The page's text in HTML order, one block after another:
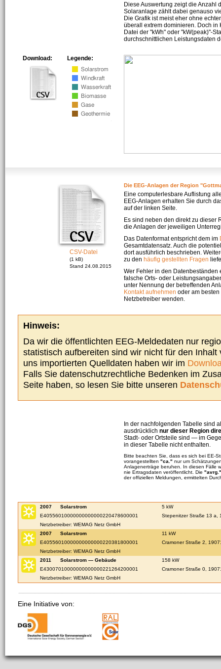
Diese Auswertung zeigt die Anzahl
Solaranlage zählt dabei genauso
Die Grafik ist meist eher ohne
überall extrem dominieren. Doch in
Datei der "kWh" oder "kW(peak)"-
durchschnittlichen Leistungsdaten
Legende:
Download:
CSV-Datei
(1 kB)
Stand 24.08.2015
Die EEG-Anlagen der Region
Eine computerlesbare Auflistung
EEG-Anlagen erhalten Sie durch
auf der linken Seite.
Es sind neben den direkt zu dieser
die Anlagen der jeweiligen
Das Datenformat entspricht dem im
Gesamtdatensatz. Auch die
dort ausführlich beschrieben.
zu den häufig gestellten Fragen
Wer Fehler in den Datenbeständen
falsche Orts- oder
unter Nennung der betreffenden
Kontakt aufnehmen oder am
Netzbetreiber wenden.
Hinweis:
Da wir die öffentlichten EEG-Meldedaten nur
statistisch aufbereiten sind wir nicht für den Inhalt
uns importierten Quelldaten haben wir im
Falls Sie datenschutzrechtliche Bedenken im
Seite haben, so lesen Sie bitte unseren
In der nachfolgenden Tabelle sind
ausdrücklich nur dieser Region
Stadt- oder Ortsteile sind — im
in dieser Tabelle nicht enthalten.
Bitte beachten Sie, dass es sich bei EE-
vorangestellten "ca." nur um
Anlagenerträge beruhen. In diesen Fälle
nie Ertragsdaten veröffentlicht. Die "avrg."
der offiziellen Meldungen, ermittelten
2007 Solarstrom
5 kW
E40556010000000000000220478600001
Stepenitzer Straße 13 a,
Netzbetreiber: WEMAG Netz GmbH
2007
Solarstrom
11 kW
E40556010000000000000220381800001
Cramoner Straße 2,
Netzbetreiber: WEMAG Netz GmbH
2011
Solarstrom — Gebäude
158 kW
E43007010000000000000221264200001
Cramoner Straße 0,
Netzbetreiber: WEMAG Netz GmbH
Eine Initiative von: